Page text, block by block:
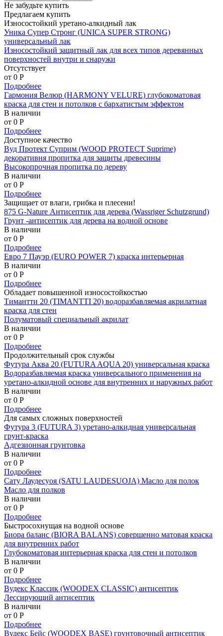
Не забудьте купить
Предлагаем купить
Износостойкий уретано-алкидный лак
Уника Супер Стронг (UNICA SUPER STRONG)
универсальный лак
Износостойкий защитный лак для всех типов деревянных
поверхностей внутри и снаружи
Отсутствует
от 0 P
Подробнее
Гармония Велюр (HARMONY VELURE) глубокоматовая
краска для стен и потолков с бархатистым эффектом
В наличии
от 0 P
Подробнее
Доступное качество
Вуд Протект Суприм (WOOD PROTECT Suprime)
декоративня пропитка для защиты древесины
Высокопрочная пропитка по дереву
В наличии
от 0 P
Подробнее
Защищает от влаги, грибка и плесени!
875 G-Nature Антисептик для дерева (Wassriger Schutzgrund)
Грунт -антисептик для дерева на водной основе
В наличии
от 0 P
Подробнее
Евро 7 Пауэр (EURO POWER 7) краска интерьерная
В наличии
от 0 P
Подробнее
Обладает повышенной износостойкостью
Тимантти 20 (TIMANTTI 20) водоразбавляемая акрилатная
краска для стен
Полуматовый специальный акрилат
В наличии
от 0 P
Подробнее
Продолжительный срок службы
Футура Аква 20 (FUTURA AQUA 20) универсальная краска
Водоразбавляемая краска универсального применения на
уретано-алкидной основе для внутренних и наружных работ
В наличии
от 0 P
Подробнее
Для самых сложных поверхностей
Футура 3 (FUTURA 3) уретано-алкидная универсальная
грунт-краска
Адгезионная грунтовка
В наличии
от 0 P
Подробнее
Сату Лаудесуоя (SATU LAUDESUOJA) Масло для полок
Масло для полков
В наличии
от 0 P
Подробнее
Быстросохнущая на водной основе
Биора баланс (BIORA BALANS) совершенно матовая краска
для внутренних работ
Глубокоматовая интерьерная краска для стен и потолков
В наличии
от 0 P
Подробнее
Вудекс Классик (WOODEX CLASSIC) антисептик
Лессирующий антисептик
В наличии
от 0 P
Подробнее
Вудекс Бейс (WOODEX BASE) грунтовочный антисептик